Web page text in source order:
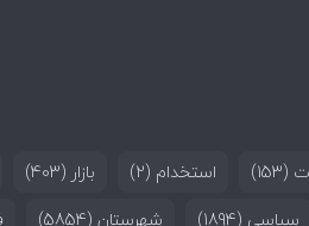
(153) استخدام (2) بازار (403)
سیاسی (1894) شهرستان (5854)